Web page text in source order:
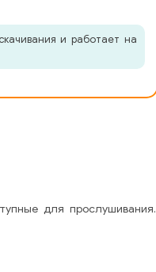
и работает на
для прослушивания.